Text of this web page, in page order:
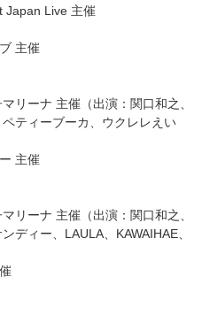
Japan Live 主催
主催
リーナ 主催（出演：関口和之、
ティーブーカ、ウクレレえい
主催
リーナ 主催（出演：関口和之、
ディー、LAULA、KAWAIHAE、